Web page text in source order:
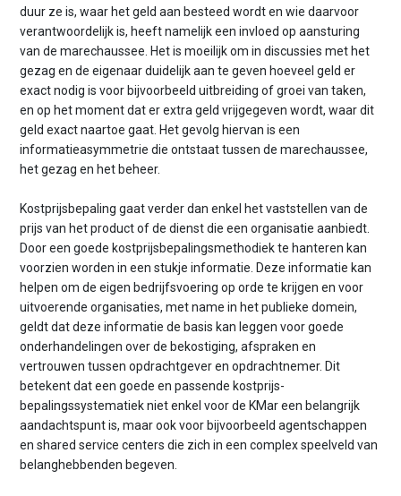
duur ze is, waar het geld aan besteed wordt en wie daarvoor
verantwoordelijk is, heeft namelijk een invloed op aansturing
van de marechaussee. Het is moeilijk om in discussies met het
gezag en de eigenaar duidelijk aan te geven hoeveel geld er
exact nodig is voor bijvoorbeeld uitbreiding of groei van taken,
en op het moment dat er extra geld vrijgegeven wordt, waar dit
geld exact naartoe gaat. Het gevolg hiervan is een
informatieasymmetrie die ontstaat tussen de marechaussee,
het gezag en het beheer.
Kostprijsbepaling gaat verder dan enkel het vaststellen van de
prijs van het product of de dienst die een organisatie aanbiedt.
Door een goede kostprijsbepalingsmethodiek te hanteren kan
voorzien worden in een stukje informatie. Deze informatie kan
helpen om de eigen bedrijfsvoering op orde te krijgen en voor
uitvoerende organisaties, met name in het publieke domein,
geldt dat deze informatie de basis kan leggen voor goede
onderhandelingen over de bekostiging, afspraken en
vertrouwen tussen opdrachtgever en opdrachtnemer. Dit
betekent dat een goede en passende kostprijs­
bepalingssystematiek niet enkel voor de KMar een belangrijk
aandachtspunt is, maar ook voor bijvoorbeeld agentschappen
en shared service centers die zich in een complex speelveld van
belanghebbenden begeven.